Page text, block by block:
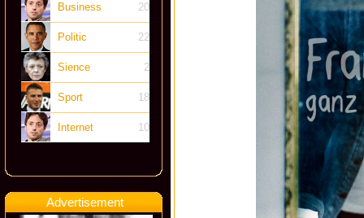
Business 20
Politic 22
Sience 2
Sport 18
Internet 10
Advertisement